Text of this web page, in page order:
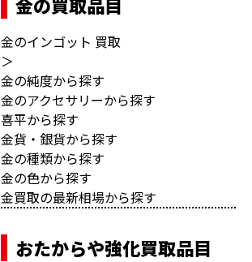
金のインゴット 買取
＞
金の純度から探す
金のアクセサリーから探す
喜平から探す
金貨・銀貨から探す
金の種類から探す
金の色から探す
金買取の最新相場から探す
おたからや強化買取品目